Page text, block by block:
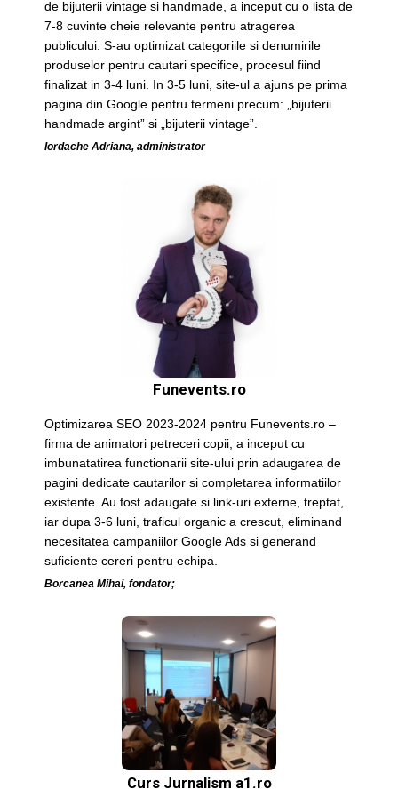
de bijuterii vintage si handmade, a inceput cu o lista de
7-8 cuvinte cheie relevante pentru atragerea
publicului. S-au optimizat categoriile si denumirile
produselor pentru cautari specifice, procesul fiind
finalizat in 3-4 luni. In 3-5 luni, site-ul a ajuns pe prima
pagina din Google pentru termeni precum: „bijuterii
handmade argint” si „bijuterii vintage”.
Iordache Adriana, administrator
Funevents.ro
Optimizarea SEO 2023-2024 pentru Funevents.ro –
firma de animatori petreceri copii, a inceput cu
imbunatatirea functionarii site-ului prin adaugarea de
pagini dedicate cautarilor si completarea informatiilor
existente. Au fost adaugate si link-uri externe, treptat,
iar dupa 3-6 luni, traficul organic a crescut, eliminand
necesitatea campaniilor Google Ads si generand
suficiente cereri pentru echipa.
Borcanea Mihai, fondator;
Curs Jurnalism a1.ro